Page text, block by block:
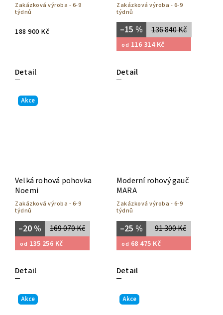
Zakázková výroba - 6-9
týdnů
188 900 Kč
Detail
Zakázková výroba - 6-9
týdnů
136 840 Kč
–15 %
od 116 314 Kč
Detail
Akce
Velká rohová pohovka
Noemi
Zakázková výroba - 6-9
týdnů
169 070 Kč
–20 %
od 135 256 Kč
Detail
Moderní rohový gauč
MARA
Zakázková výroba - 6-9
týdnů
91 300 Kč
–25 %
od 68 475 Kč
Detail
Akce Akce